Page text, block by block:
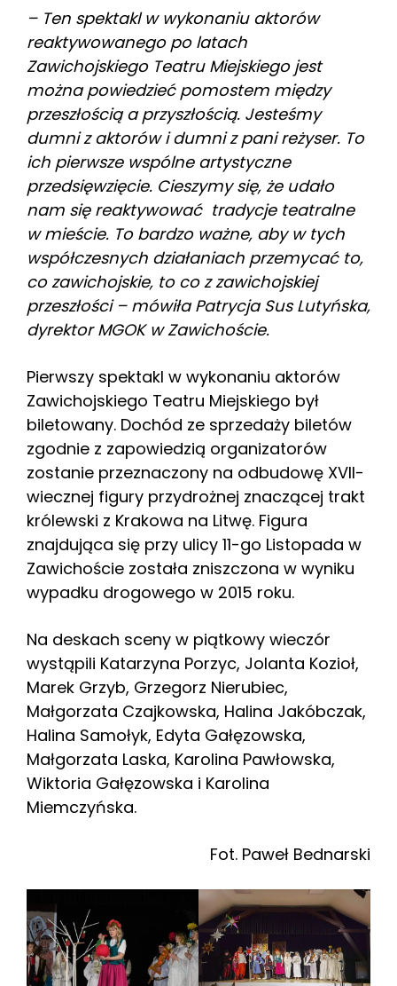
– Ten spektakl w wykonaniu aktorów
reaktywowanego po latach
Zawichojskiego Teatru Miejskiego jest
można powiedzieć pomostem między
przeszłością a przyszłością. Jesteśmy
dumni z aktorów i dumni z pani reżyser. To
ich pierwsze wspólne artystyczne
przedsięwzięcie. Cieszymy się, że udało
nam się reaktywować tradycje teatralne
w mieście. To bardzo ważne, aby w tych
współczesnych działaniach przemycać to,
co zawichojskie, to co z zawichojskiej
przeszłości – mówiła Patrycja Sus Lutyńska,
dyrektor MGOK w Zawichoście.
Pierwszy spektakl w wykonaniu aktorów
Zawichojskiego Teatru Miejskiego był
biletowany. Dochód ze sprzedaży biletów
zgodnie z zapowiedzią organizatorów
zostanie przeznaczony na odbudowę XVII-
wiecznej figury przydrożnej znaczącej trakt
królewski z Krakowa na Litwę. Figura
znajdująca się przy ulicy 11-go Listopada w
Zawichoście została zniszczona w wyniku
wypadku drogowego w 2015 roku.
Na deskach sceny w piątkowy wieczór
wystąpili Katarzyna Porzyc, Jolanta Kozioł,
Marek Grzyb, Grzegorz Nierubiec,
Małgorzata Czajkowska, Halina Jakóbczak,
Halina Samołyk, Edyta Gałęzowska,
Małgorzata Laska, Karolina Pawłowska,
Wiktoria Gałęzowska i Karolina
Miemczyńska.
Fot. Paweł Bednarski